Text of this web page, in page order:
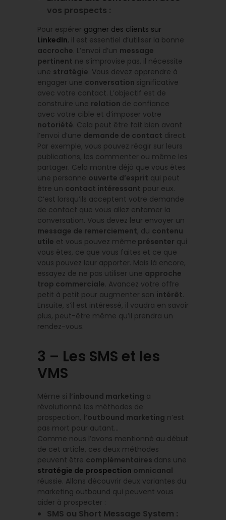
vos prospects :
Pour espérer gagner des clients sur
LinkedIn, il est essentiel d’utiliser la bonne
accroche. L’envoi d’un message
pertinent ne s’improvise pas, il nécessite
une stratégie. Vous devez apprendre à
engager une conversation significative
avec votre contact. L’objectif est de
construire une relation de confiance
avec votre cible et d’imposer votre
notoriété. Cela peut être fait bien avant
l’envoi d’une demande de contact direct.
Par exemple, vous pouvez réagir sur leurs
publications, les commenter ou même les
partager. Cela montre déjà que vous êtes
une personne ouverte d’esprit qui peut
être un contact intéressant pour eux.
C’est lorsqu’ils acceptent votre demande
de contact que vous allez entamer la
conversation. Vous devez leur envoyer un
message de remerciement, du contenu
utile et vous pouvez même présenter qui
vous êtes, ce que vous faites et ce que
vous pouvez leur apporter. Mais là encore,
essayez de ne pas utiliser une approche
trop commerciale. Avancez votre offre
petit à petit pour augmenter son intérêt.
Ensuite, s’il est intéressé, il voudra en savoir
plus, peut-être même qu’il prendra un
rendez-vous.
3 – Les SMS et les
VMS
Même si l’inbound marketing a
révolutionné les méthodes de
prospection, l’outbound marketing n’est
pas mort pour autant…
Comme nous l’avons mentionné au début
de cet article, ces deux méthodes
peuvent être complémentaires dans une
stratégie de prospection omnicanal
réussie. Allons découvrir deux variantes du
marketing outbound qui peuvent vous
aider à prospecter :
SMS ou Short Message System :